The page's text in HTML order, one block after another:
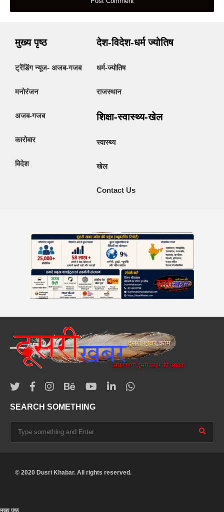
मुख्य पृष्ठ
ट्रेंडिंग न्यूज- अजब-गजब
मनोरंजन
अजब-गजब
कारोबार
विदेश
देश-विदेश-धर्म ज्योतिष
धर्म-ज्योतिष
राजस्थान
शिक्षा-स्वास्थ्य-खेल
स्वास्थ्य
खेल
Contact Us
SEARCH SOMETHING
© 2020 Dusri Khabar. All rights reserved.
मुख्य पृष्ठ